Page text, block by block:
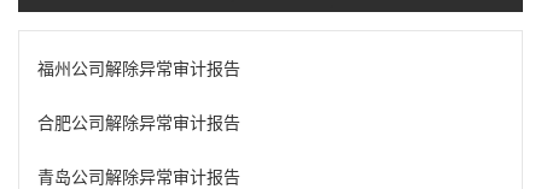
福州公司解除异常审计报告
合肥公司解除异常审计报告
青岛公司解除异常审计报告